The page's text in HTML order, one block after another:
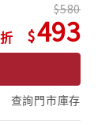
580
493
查詢門市庫存